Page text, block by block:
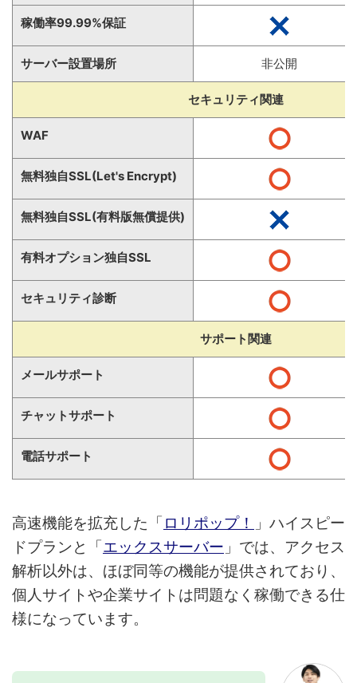
稼働率99.99%保証
サーバー設置場所 非公開
セキュリティ関連
WAF
無料独自SSL(Let's Encrypt)
無料独自SSL(有料版無償提供)
有料オプション独自SSL
セキュリティ診断
サポート関連
メールサポート
チャットサポート
電話サポート
高速機能を拡充した「 ロリポップ！
」ハイスピー
ドプランと「エックスサーバー 」では、アクセス
解析以外は、ほぼ同等の機能が提供されており、
個人サイトや企業サイトは問題なく稼働できる仕
様になっています。